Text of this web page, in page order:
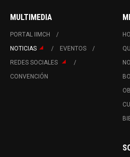
MULTIMEDIA
PORTAL IIMCH
NOTICIAS
EVENTOS
REDES SOCIALES
CONVENCIÓN